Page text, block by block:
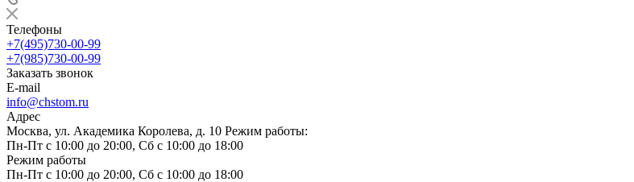
Телефоны
+7(495)730-00-99
+7(985)730-00-99
Заказать звонок
E-mail
info@chstom.ru
Адрес
Москва, ул. Академика Королева, д. 10 Режим работы:
Пн-Пт с 10:00 до 20:00, Сб с 10:00 до 18:00
Режим работы
Пн-Пт с 10:00 до 20:00, Сб с 10:00 до 18:00